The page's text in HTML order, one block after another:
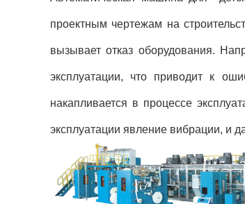
проектным чертежам на
вызывает отказ оборудования.
эксплуатации, что приводит к
накапливается в процессе
эксплуатации явление вибрации, и